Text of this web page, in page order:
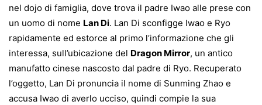
nel dojo di famiglia, dove trova il padre Iwao alle prese con
un uomo di nome Lan Di. Lan Di sconfigge Iwao e Ryo
rapidamente ed estorce al primo l’informazione che gli
interessa, sull’ubicazione del Dragon Mirror, un antico
manufatto cinese nascosto dal padre di Ryo. Recuperato
l’oggetto, Lan Di pronuncia il nome di Sunming Zhao e
accusa Iwao di averlo ucciso, quindi compie la sua